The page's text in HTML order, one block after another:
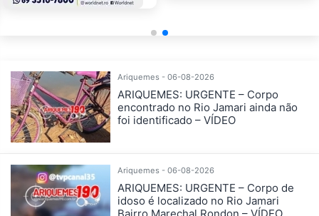
Ariquemes - 06-08-2026
ARIQUEMES: URGENTE – Corpo
encontrado no Rio Jamari ainda não
foi identificado – VÍDEO
Ariquemes - 06-08-2026
ARIQUEMES: URGENTE – Corpo de
idoso é localizado no Rio Jamari